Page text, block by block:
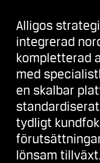
Alligos
integrerad
kompletterad
med
en skalbar
tydligt
lönsam